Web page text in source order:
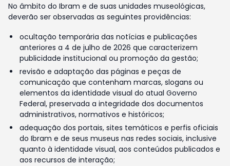
No âmbito do Ibram e de suas unidades museológicas,
deverão ser observadas as seguintes providências:
ocultação temporária das notícias e publicações
anteriores a 4 de julho de 2026 que caracterizem
publicidade institucional ou promoção da gestão;
revisão e adaptação das páginas e peças de
comunicação que contenham marcas, slogans ou
elementos da identidade visual do atual Governo
Federal, preservada a integridade dos documentos
administrativos, normativos e históricos;
adequação dos portais, sites temáticos e perfis oficiais
do Ibram e de seus museus nas redes sociais, inclusive
quanto à identidade visual, aos conteúdos publicados e
aos recursos de interação;